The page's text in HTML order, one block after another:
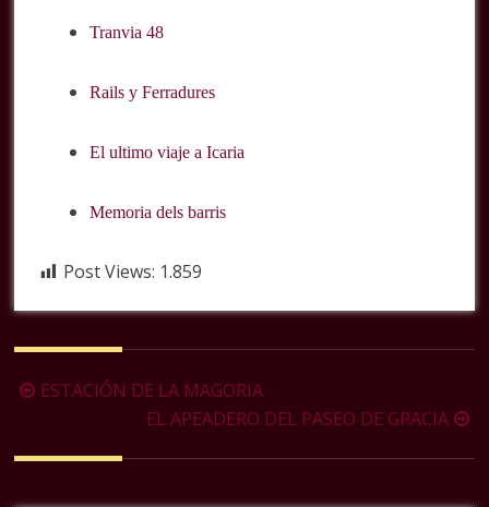
Tranvia 48
Rails y Ferradures
El ultimo viaje a Icaria
Memoria dels barris
Post Views: 1.859
Navegación
la
ESTACIÓN DE LA MAGORIA
EL APEADERO DEL PASEO DE GRACIA